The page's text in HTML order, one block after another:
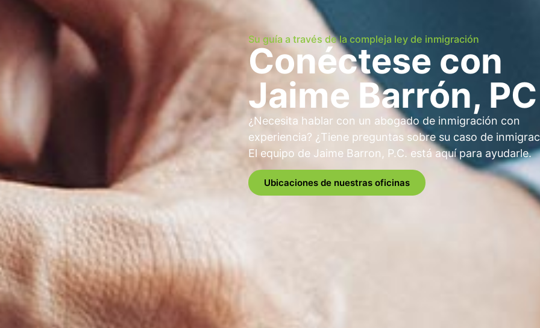
Su guía a través de la compleja ley de inmigración
Conéctese con
Jaime Barrón, PC
¿Necesita hablar con un abogado de inmigración con
experiencia? ¿Tiene preguntas sobre su caso de
El equipo de Jaime Barron, P.C. está aquí para ayudarle.
Ubicaciones de nuestras oficinas